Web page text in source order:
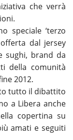
che verrà
speciale ‘terzo
dal jersey
sughi, brand da
della comunità
2012.
tutto il dibattito
a Libera anche
copertina su
amati e seguiti